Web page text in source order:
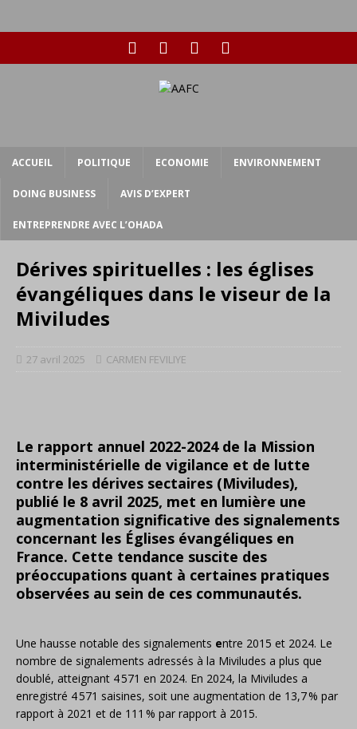
ACCUEIL POLITIQUE ECONOMIE ENVIRONNEMENT
DOING BUSINESS AVIS D’EXPERT
ENTREPRENDRE AVEC L’OHADA
Dérives spirituelles : les églises
évangéliques dans le viseur de la
Miviludes
27 avril 2025 CARMEN FEVILIYE
Le rapport annuel 2022-2024 de la Mission
interministérielle de vigilance et de lutte
contre les dérives sectaires (Miviludes),
publié le 8 avril 2025, met en lumière une
augmentation significative des signalements
concernant les Églises évangéliques en
France. Cette tendance suscite des
préoccupations quant à certaines pratiques
observées au sein de ces communautés.
​Une hausse notable des signalements entre 2015 et 2024. Le
nombre de signalements adressés à la Miviludes a plus que
doublé, atteignant 4 571 en 2024. En 2024, la Miviludes a
enregistré 4 571 saisines, soit une augmentation de 13,7 % par
rapport à 2021 et de 111 % par rapport à 2015.